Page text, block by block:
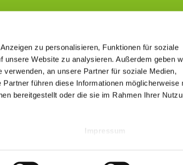
zu personalisieren, Funktionen für soziale
unsere Website zu analysieren. Außerdem geben
verwenden, an unsere Partner für soziale Medien,
führen diese Informationen möglicherweise
bereitgestellt oder die sie im Rahmen Ihrer
Impressum
Kompetenz
in-hessen.de